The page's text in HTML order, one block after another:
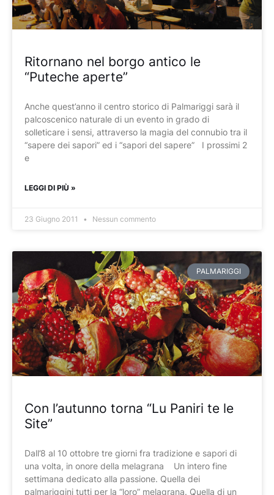
Ritornano nel borgo antico le
“Puteche aperte”
Anche quest’anno il centro storico di Palmariggi sarà il
palcoscenico naturale di un evento in grado di
solleticare i sensi, attraverso la magia del connubio tra il
“sapere dei sapori” ed i “sapori del sapere” I prossimi 2
e
LEGGI DI PIÙ »
23 Giugno 2011 Nessun commento
PALMARIGGI
Con l’autunno torna “Lu Paniri te le
Site”
Dall’8 al 10 ottobre tre giorni fra tradizione e sapori di
una volta, in onore della melagrana Un intero fine
settimana dedicato alla passione. Quella dei
palmariggini tutti per la “loro” melagrana. Quella di un